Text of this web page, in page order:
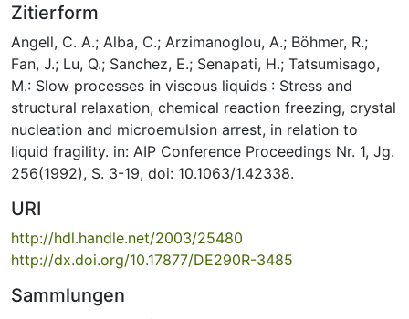
Zitierform
Angell, C. A.; Alba, C.; Arzimanoglou, A.; Böhmer, R.;
Fan, J.; Lu, Q.; Sanchez, E.; Senapati, H.; Tatsumisago,
M.: Slow processes in viscous liquids : Stress and
structural relaxation, chemical reaction freezing, crystal
nucleation and microemulsion arrest, in relation to
liquid fragility. in: AIP Conference Proceedings Nr. 1, Jg.
256(1992), S. 3-19, doi: 10.1063/1.42338.
URI
http://hdl.handle.net/2003/25480
http://dx.doi.org/10.17877/DE290R-3485
Sammlungen